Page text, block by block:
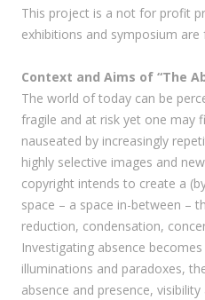
This project is a not for profit
exhibitions and symposium are
Context and Aims of “The
The world of today can be
fragile and at risk yet one may
nauseated by increasingly
highly selective images and
copyright intends to create a
space – a space in-between –
reduction, condensation,
Investigating absence
illuminations and paradoxes,
absence and presence,